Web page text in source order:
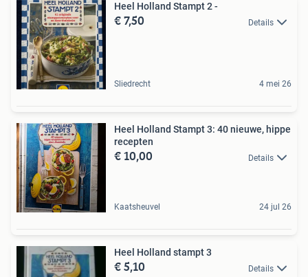
Heel Holland Stampt 2 -
€ 7,50 Details
Sliedrecht 4 mei 26
Heel Holland Stampt 3: 40 nieuwe, hippe
recepten
€ 10,00 Details
Kaatsheuvel 24 jul 26
Heel Holland stampt 3
€ 5,10 Details